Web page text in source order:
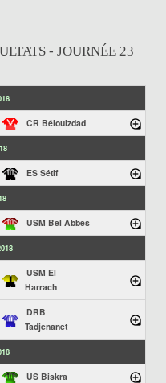
- JOURNÉE 23
CR Bélouizdad
ES Sétif
USM Bel Abbes
USM El
Harrach
DRB
Tadjenanet
US Biskra